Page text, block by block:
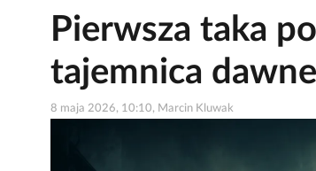
Pierwsza taka
tajemnica
8 maja 2026, 10:10, Marcin Kluwak